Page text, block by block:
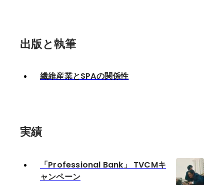
出版と執筆
繊維産業とSPAの関係性
実績
「Professional Bank」 TVCMキ
ャンペーン